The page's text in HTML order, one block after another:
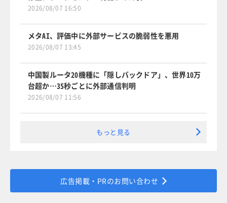
2026/08/07 16:50
メタAI、評価中に外部サービスの脆弱性を悪用
2026/08/07 13:45
中国製ルータ20機種に「隠しバックドア」、世界10万
台超か…35秒ごとに外部通信判明
2026/08/07 11:56
もっと見る
広告掲載・PRのお問い合わせ